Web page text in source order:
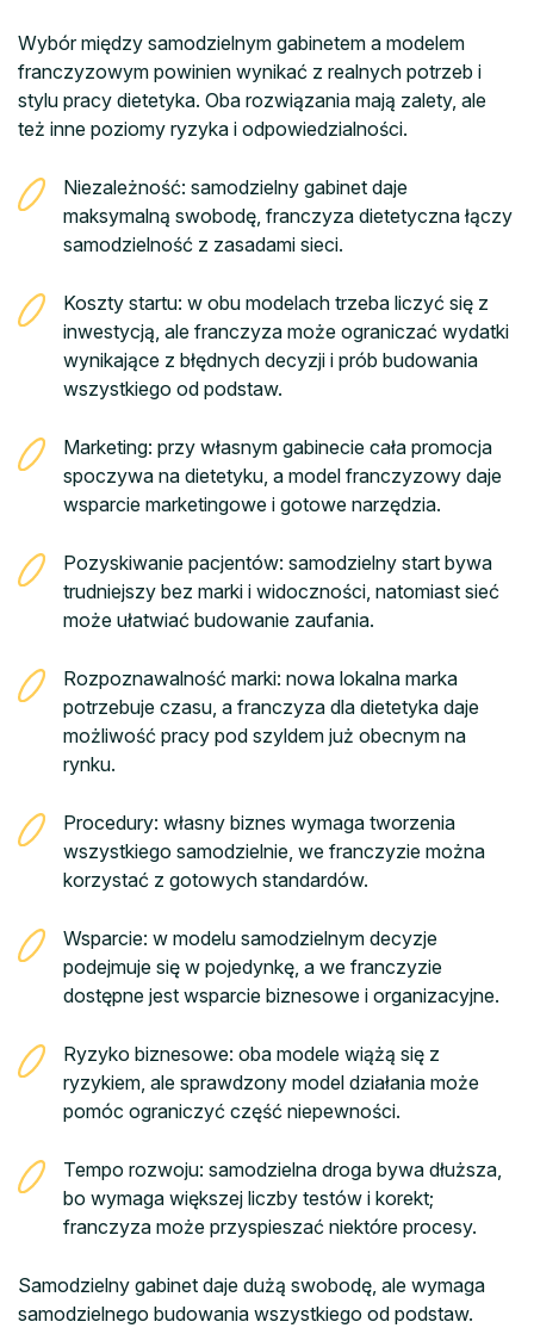
Wybór między samodzielnym gabinetem a modelem
franczyzowym powinien wynikać z realnych potrzeb i
stylu pracy dietetyka. Oba rozwiązania mają zalety, ale
też inne poziomy ryzyka i odpowiedzialności.
Niezależność: samodzielny gabinet daje
maksymalną swobodę, franczyza dietetyczna łączy
samodzielność z zasadami sieci.
Koszty startu: w obu modelach trzeba liczyć się z
inwestycją, ale franczyza może ograniczać wydatki
wynikające z błędnych decyzji i prób budowania
wszystkiego od podstaw.
Marketing: przy własnym gabinecie cała promocja
spoczywa na dietetyku, a model franczyzowy daje
wsparcie marketingowe i gotowe narzędzia.
Pozyskiwanie pacjentów: samodzielny start bywa
trudniejszy bez marki i widoczności, natomiast sieć
może ułatwiać budowanie zaufania.
Rozpoznawalność marki: nowa lokalna marka
potrzebuje czasu, a franczyza dla dietetyka daje
możliwość pracy pod szyldem już obecnym na
rynku.
Procedury: własny biznes wymaga tworzenia
wszystkiego samodzielnie, we franczyzie można
korzystać z gotowych standardów.
Wsparcie: w modelu samodzielnym decyzje
podejmuje się w pojedynkę, a we franczyzie
dostępne jest wsparcie biznesowe i organizacyjne.
Ryzyko biznesowe: oba modele wiążą się z
ryzykiem, ale sprawdzony model działania może
pomóc ograniczyć część niepewności.
Tempo rozwoju: samodzielna droga bywa dłuższa,
bo wymaga większej liczby testów i korekt;
franczyza może przyspieszać niektóre procesy.
Samodzielny gabinet daje dużą swobodę, ale wymaga
samodzielnego budowania wszystkiego od podstaw.